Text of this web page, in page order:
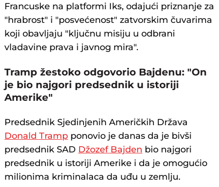
Francuske na platformi Iks, odajući priznanje za
"hrabrost" i "posvećenost" zatvorskim čuvarima
koji obavljaju "ključnu misiju u odbrani
vladavine prava i javnog mira".
Tramp žestoko odgovorio Bajdenu: "On
je bio najgori predsednik u istoriji
Amerike"
Predsednik Sjedinjenih Američkih Država
Donald Tramp ponovio je danas da je bivši
predsednik SAD Džozef Bajden bio najgori
predsednik u istoriji Amerike i da je omogućio
milionima kriminalaca da uđu u zemlju.